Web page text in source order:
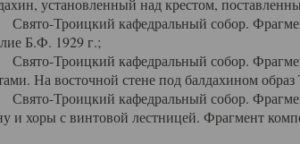
установленный над крестом,
Троицкий кафедральный собор.
Б.Ф. 1929 г.;
Троицкий кафедральный собор.
На восточной стене под балдахином
Троицкий кафедральный собор.
и хоры с винтовой лестницей. Фрагмент